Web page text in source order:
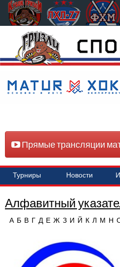
Прямые трансляции
Турниры Новости
Алфавитный
А Б В Г Д Е Ж З И Й К Л М Н